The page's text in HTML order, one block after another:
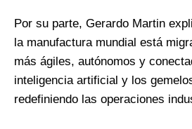
Por su parte, Gerardo Martin
la manufactura mundial está
más ágiles, autónomos y
inteligencia artificial y los
redefiniendo las operaciones